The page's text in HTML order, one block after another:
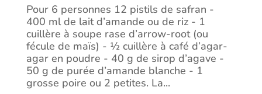
Pour 6 personnes 12 pistils de safran -
400 ml de lait d’amande ou de riz - 1
cuillère à soupe rase d’arrow-root (ou
fécule de maïs) - ½ cuillère à café d’agar-
agar en poudre - 40 g de sirop d’agave -
50 g de purée d’amande blanche - 1
grosse poire ou 2 petites. La...